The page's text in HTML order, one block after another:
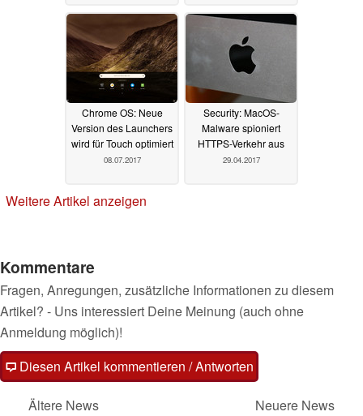
Chrome OS: Neue
Version des Launchers
wird für Touch optimiert
08.07.2017
Security: MacOS-
Malware spioniert
HTTPS-Verkehr aus
29.04.2017
Weitere Artikel anzeigen
Kommentare
Fragen, Anregungen, zusätzliche Informationen zu diesem
Artikel? - Uns interessiert Deine Meinung (auch ohne
Anmeldung möglich)!
Diesen Artikel kommentieren / Antworten
Ältere News
Neuere News